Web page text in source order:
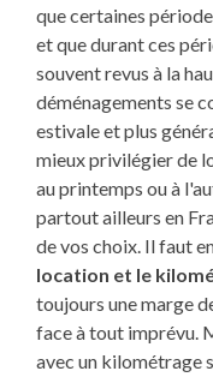
que certaines
et que durant ces
souvent revus à la
déménagements se
estivale et plus
mieux privilégier de
au printemps ou à
partout ailleurs en
de vos choix. Il faut
location et le
toujours une marge
face à tout imprévu.
avec un kilométrage